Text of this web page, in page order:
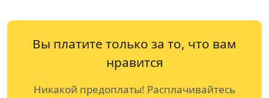
Вы платите только за то, что вам
нравится
Никакой предоплаты! Расплачивайтесь